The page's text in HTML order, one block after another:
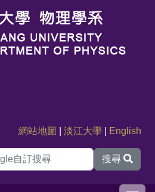
網站地圖 |淡江大學 English
搜尋